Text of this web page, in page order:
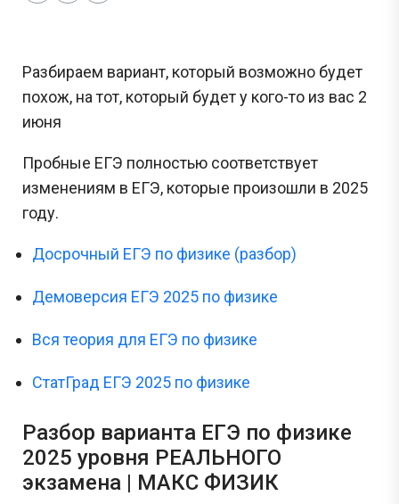
Разбираем вариант, который возможно будет
похож, на тот, который будет у кого-то из вас 2
июня
Пробные ЕГЭ полностью соответствует
изменениям в ЕГЭ, которые произошли в 2025
году.
Досрочный ЕГЭ по физике (разбор)
Демоверсия ЕГЭ 2025 по физике
Вся теория для ЕГЭ по физике
СтатГрад ЕГЭ 2025 по физике
Разбор варианта ЕГЭ по физике
2025 уровня РЕАЛЬНОГО
экзамена | МАКС ФИЗИК